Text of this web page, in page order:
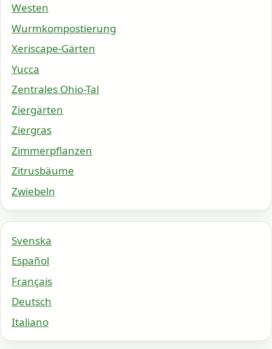
Westen
Wurmkompostierung
Xeriscape-Gärten
Yucca
Zentrales Ohio-Tal
Ziergärten
Ziergras
Zimmerpflanzen
Zitrusbäume
Zwiebeln
Svenska
Español
Français
Deutsch
Italiano